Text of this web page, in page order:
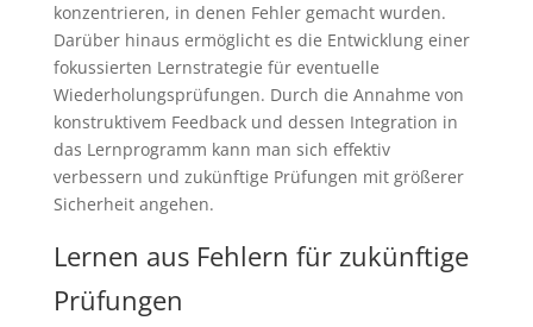
konzentrieren, in denen Fehler gemacht wurden.
Darüber hinaus ermöglicht es die Entwicklung einer
fokussierten Lernstrategie für eventuelle
Wiederholungsprüfungen. Durch die Annahme von
konstruktivem Feedback und dessen Integration in
das Lernprogramm kann man sich effektiv
verbessern und zukünftige Prüfungen mit größerer
Sicherheit angehen.
Lernen aus Fehlern für zukünftige
Prüfungen